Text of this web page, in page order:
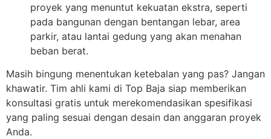
proyek yang menuntut kekuatan ekstra, seperti
pada bangunan dengan bentangan lebar, area
parkir, atau lantai gedung yang akan menahan
beban berat.
Masih bingung menentukan ketebalan yang pas? Jangan
khawatir. Tim ahli kami di Top Baja siap memberikan
konsultasi gratis untuk merekomendasikan spesifikasi
yang paling sesuai dengan desain dan anggaran proyek
Anda.